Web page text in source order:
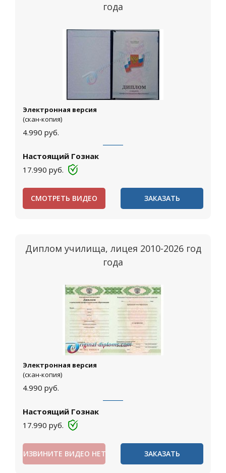
года
Электронная версия
(скан-копия)
4.990 руб.
Настоящий Гознак
17.990 руб.
СМОТРЕТЬ ВИДЕО ЗАКАЗАТЬ
Диплом училища, лицея 2010-2026 год
года
Электронная версия
(скан-копия)
4.990 руб.
Настоящий Гознак
17.990 руб.
ИЗВИНИТЕ ВИДЕО НЕТ ЗАКАЗАТЬ